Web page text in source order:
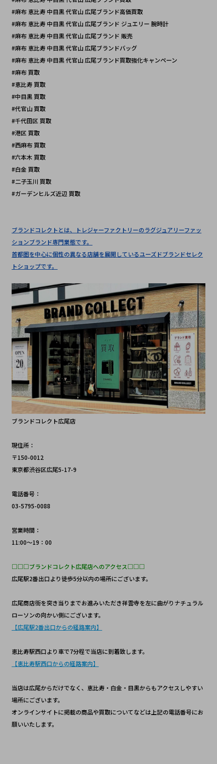
#麻布 恵比寿 中目黒 代官山 広尾ブランド高価買取
#麻布 恵比寿 中目黒 代官山 広尾ブランド ジュエリー 腕時計
#麻布 恵比寿 中目黒 代官山 広尾ブランド 販売
#麻布 恵比寿 中目黒 代官山 広尾ブランドバッグ
#麻布 恵比寿 中目黒 代官山 広尾ブランド買取強化キャンペーン
#麻布 買取
#恵比寿 買取
#中目黒 買取
#代官山 買取
#千代田区 買取
#港区 買取
#西麻布 買取
#六本木 買取
#白金 買取
#二子玉川 買取
#ガーデンヒルズ近辺 買取
ブランドコレクトとは、トレジャーファクトリーのラグジュアリーファッ
ションブランド専門業態です。
首都圏を中心に個性の異なる店舗を展開しているユーズドブランドセレク
トショップです。
ブランドコレクト広尾店
現住所：
〒150-0012
東京都渋谷区広尾5-17-9
電話番号：
03-5795-0088
営業時間：
11:00～19：00
□□□ブランドコレクト広尾店へのアクセス□□□
広尾駅2番出口より徒歩5分以内の場所にございます。
広尾商店街を突き当りまでお進みいただき祥雲寺を左に曲がりナチュラル
ローソンの向かい側にございます。
【広尾駅2番出口からの経路案内】
恵比寿駅西口より車で7分程で当店に到着致します。
【恵比寿駅西口からの経路案内】
当店は広尾からだけでなく、恵比寿・白金・目黒からもアクセスしやすい
場所にございます。
オンラインサイトに掲載の商品や買取についてなどは上記の電話番号にお
願いいたします。